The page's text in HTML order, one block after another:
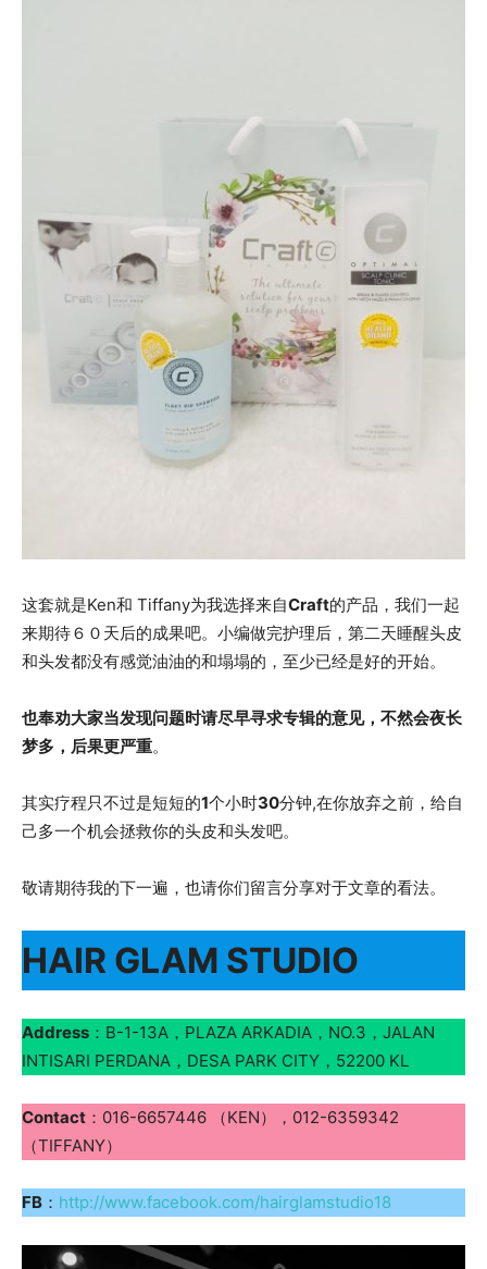
这套就是Ken和 Tiffany为我选择来自Craft的产品，我们一起
来期待６０天后的成果吧。小编做完护理后，第二天睡醒头皮
和头发都没有感觉油油的和塌塌的，至少已经是好的开始。
也奉劝大家当发现问题时请尽早寻求专辑的意见，不然会夜长
梦多，后果更严重。
其实疗程只不过是短短的1个小时30分钟,在你放弃之前，给自
己多一个机会拯救你的头皮和头发吧。
敬请期待我的下一遍，也请你们留言分享对于文章的看法。
HAIR GLAM STUDIO
Address ：B-1-13A，PLAZA ARKADIA，NO.3，JALAN
INTISARI PERDANA，DESA PARK CITY，52200 KL
Contact ：016-6657446 （KEN），012-6359342
（TIFFANY）
FB ： http://www.facebook.com/hairglamstudio18